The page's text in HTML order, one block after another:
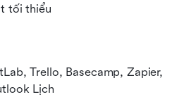
tối thiểu
Trello, Basecamp, Zapier,
Lịch